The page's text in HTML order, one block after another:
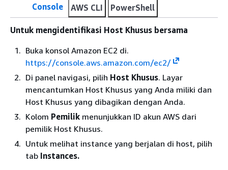
Console AWS CLI PowerShell
Untuk mengidentifikasi Host Khusus bersama
Buka konsol Amazon EC2 di.
https://console.aws.amazon.com/ec2/
Di panel navigasi, pilih Host Khusus. Layar
mencantumkan Host Khusus yang Anda miliki dan
Host Khusus yang dibagikan dengan Anda.
Kolom Pemilik menunjukkan ID akun AWS dari
pemilik Host Khusus.
Untuk melihat instance yang berjalan di host, pilih
tab Instances.